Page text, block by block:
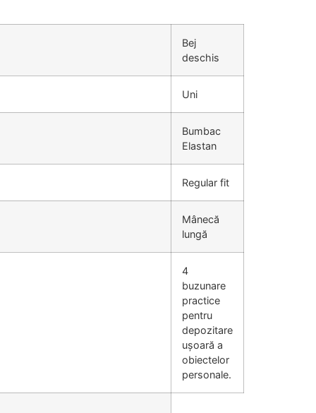
Bej
deschis
Uni
Bumbac
Elastan
Regular fit
Mânecă
lungă
4
buzunare
practice
pentru
depozitare
ușoară a
obiectelor
personale.